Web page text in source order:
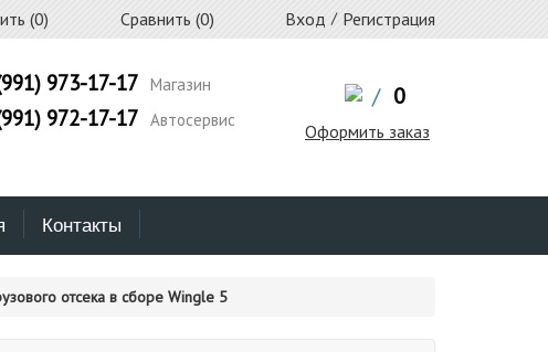
(0) Сравнить (0) Вход / Регистрация
973-17-17 Магазин
972-17-17 Автосервис
/ 0
Оформить заказ
Контакты
отсека в сборе Wingle 5